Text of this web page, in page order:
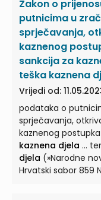
počinjeno prije stupanja na
odgodit će se i
dvije godine ili
zakazneno djelo
suda po kojoj je
djeci, bračnom
štetu
Zakon o
putnicima u
sprječavanja,
kaznenog
sankcija za
teška kaznena
Vrijedi od:
podataka o
sprječavanja,
kaznenog
kaznena djela
...
djela (»Narodne
Hrvatski sabor 859 Na